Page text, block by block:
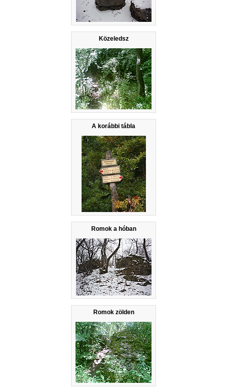
Közeledsz
A korábbi tábla
Romok a hóban
Romok zölden